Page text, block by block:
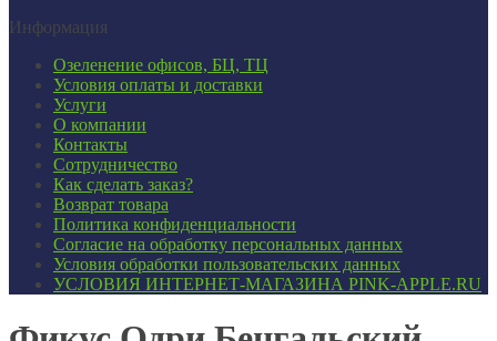
Информация
Озеленение офисов, БЦ, ТЦ
Условия оплаты и доставки
Услуги
О компании
Контакты
Сотрудничество
Как сделать заказ?
Возврат товара
Политика конфиденциальности
Согласие ​на обработку персональных данных
Условия обработки пользовательских данных
УСЛОВИЯ ИНТЕРНЕТ-МАГАЗИНА PINK-APPLE.RU